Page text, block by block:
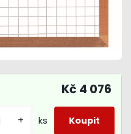
Kč 4 076
+ ks